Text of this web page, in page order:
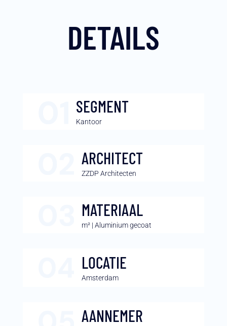
DETAILS
SEGMENT
Kantoor
ARCHITECT
ZZDP Architecten
MATERIAAL
m² | Aluminium gecoat
LOCATIE
Amsterdam
AANNEMER